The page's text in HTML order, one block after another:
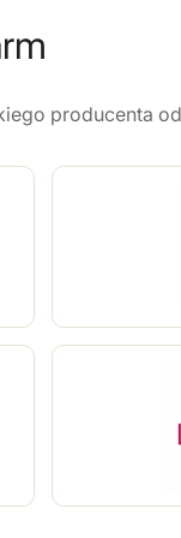
producenta